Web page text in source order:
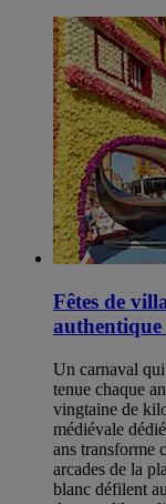
Fêtes de
authentique
Un carnaval qui
tenue chaque
vingtaine de
médiévale
ans transforme
arcades de la
blanc défilent